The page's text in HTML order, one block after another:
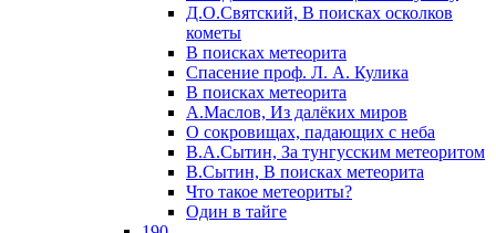
Д.О.Святский, В поисках осколков
кометы
В поисках метеорита
Спасение проф. Л. А. Кулика
В поисках метеорита
А.Маслов, Из далёких миров
О сокровищах, падающих с неба
В.А.Сытин, За тунгусским метеоритом
В.Сытин, В поисках метеорита
Что такое метеориты?
Один в тайге